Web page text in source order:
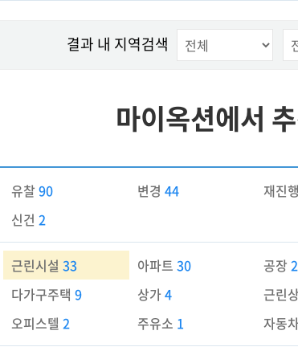
결과 내 지역검색
마이옥션에서
유찰 90 변경44 재진행
신건 2
근린시설 33 아파트30 공장
다가구주택 9 상가4 근린
오피스텔 2 주유소 1 자동